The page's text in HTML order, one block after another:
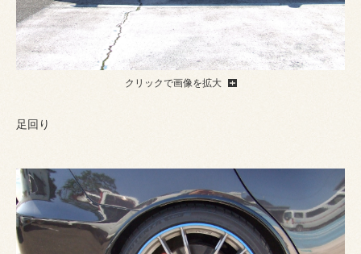
クリックで画像を拡大
足回り